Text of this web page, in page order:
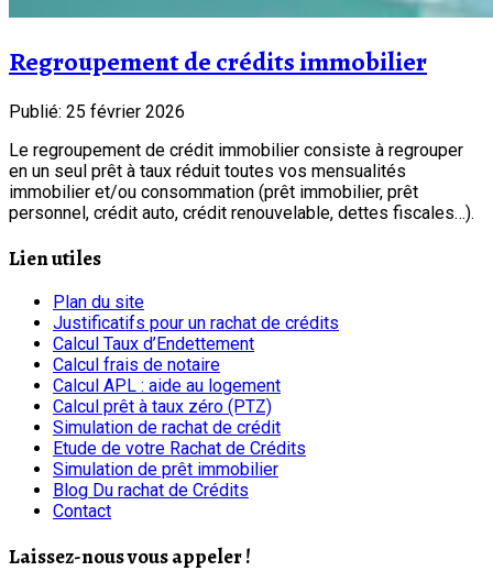
Regroupement de crédits immobilier
Publié: 25 février 2026
Le regroupement de crédit immobilier consiste à regrouper
en un seul prêt à taux réduit toutes vos mensualités
immobilier et/ou consommation (prêt immobilier, prêt
personnel, crédit auto, crédit renouvelable, dettes fiscales…).
Lien utiles
Plan du site
Justificatifs pour un rachat de crédits
Calcul Taux d’Endettement
Calcul frais de notaire
Calcul APL : aide au logement
Calcul prêt à taux zéro (PTZ)
Simulation de rachat de crédit
Etude de votre Rachat de Crédits
Simulation de prêt immobilier
Blog Du rachat de Crédits
Contact
Laissez-nous vous appeler !